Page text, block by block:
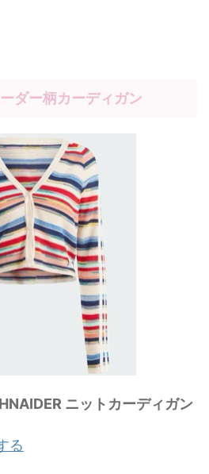
ダー柄カーディガン
ニットカーディガン
る